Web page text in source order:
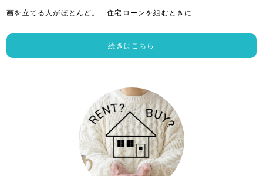
画を立てる人がほとんど。 住宅ローンを組むときに…
続きはこちら